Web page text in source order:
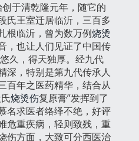
创于清乾隆元年，随它的
氏王室迁居临沂，三百多
根临沂，曾为数万例烧烫
，也让人们见证了中国传
久，得天独厚。经九代
深，特别是第九代传承人
百年之医药精华，结合从
烧烫伤复原膏”发挥到了
名求医者络绎不绝，好评
危重疾病，轻则致残，重
伤方面，大致可分西医治